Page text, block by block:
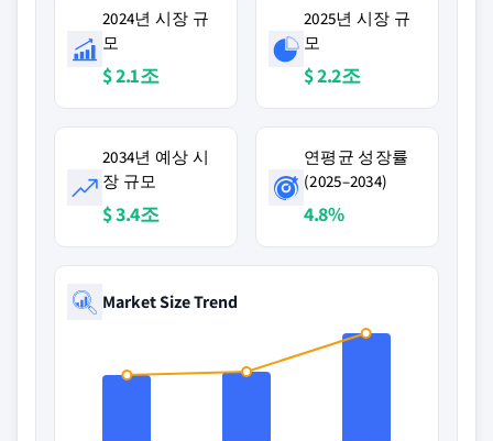
2024년 시장 규
모
$ 2.1조
2025년 시장 규
모
$ 2.2조
2034년 예상 시
장 규모
$ 3.4조
연평균 성장률
(2025–2034)
4.8%
Market Size Trend